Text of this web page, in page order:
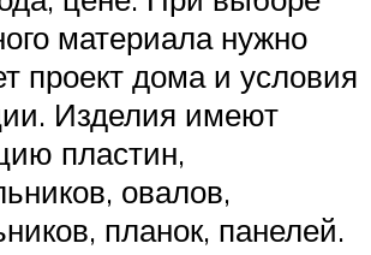
материала нужно
проект дома и условия
Изделия имеют
пластин,
овалов,
планок, панелей.